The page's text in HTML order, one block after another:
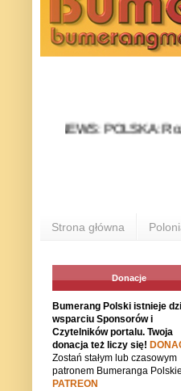
NEWS: POLSKA:
Strona główna
Donacje
Bumerang Polski istnieje
wsparciu Sponsorów i
Czytelników portalu. Twoja
donacja też liczy się!
Zostań stałym lub czasowym
patronem Bumeranga
PATREON